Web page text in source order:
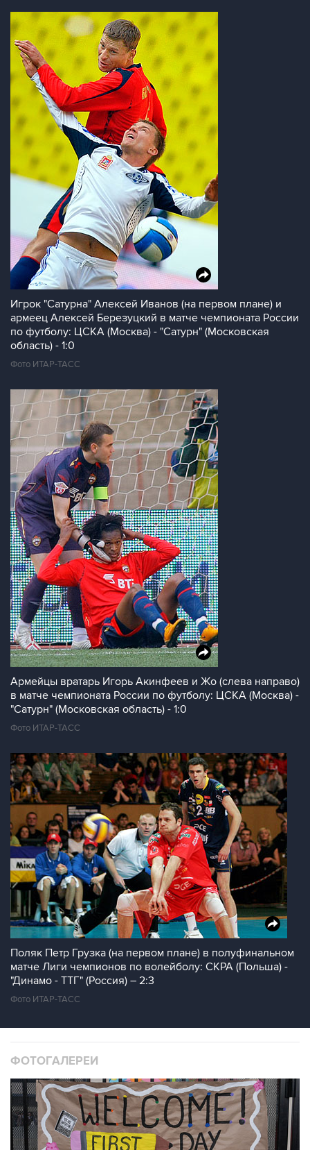
Игрок "Сатурна" Алексей Иванов (на первом плане) и
армеец Алексей Березуцкий в матче чемпионата России
по футболу: ЦСКА (Москва) - "Сатурн" (Московская
область) - 1:0
Фото ИТАР-ТАСС
Армейцы вратарь Игорь Акинфеев и Жо (слева направо)
в матче чемпионата России по футболу: ЦСКА (Москва) -
"Сатурн" (Московская область) - 1:0
Фото ИТАР-ТАСС
Поляк Петр Грузка (на первом плане) в полуфинальном
матче Лиги чемпионов по волейболу: СКРА (Польша) -
"Динамо - ТТГ" (Россия) – 2:3
Фото ИТАР-ТАСС
ФОТОГАЛЕРЕИ